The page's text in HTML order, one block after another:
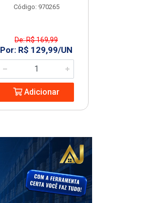
Código: 970265
De: R$ 169,99
Por: R$ 129,99/UN
Adicionar